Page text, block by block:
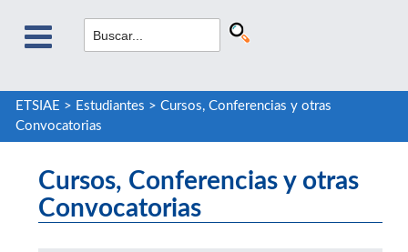
ETSIAE > Estudiantes > Cursos, Conferencias y otras
Convocatorias
Cursos, Conferencias y otras
Convocatorias